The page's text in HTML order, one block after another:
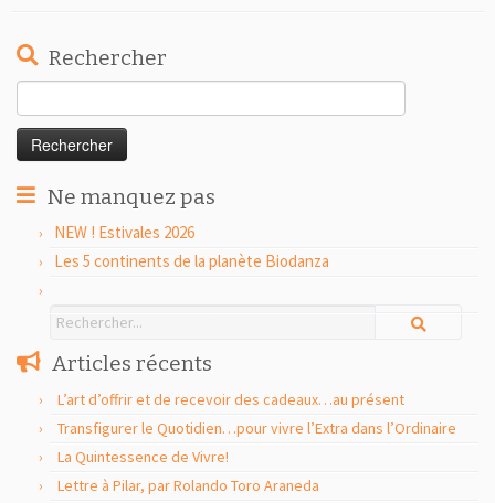
Rechercher
Ne manquez pas
NEW ! Estivales 2026
Les 5 continents de la planète Biodanza
Articles récents
L’art d’offrir et de recevoir des cadeaux…au présent
Transfigurer le Quotidien…pour vivre l’Extra dans l’Ordinaire
La Quintessence de Vivre!
Lettre à Pilar, par Rolando Toro Araneda